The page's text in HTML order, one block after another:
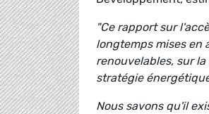
"Ce rapport sur
longtemps mises en
renouvelables, sur
stratégie
Nous savons qu'il